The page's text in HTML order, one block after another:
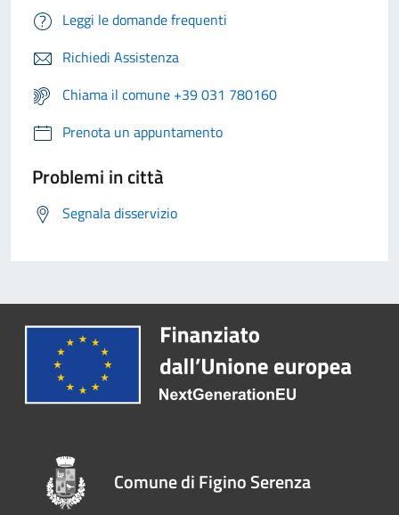
Leggi le domande frequenti
Richiedi Assistenza
Chiama il comune +39 031 780160
Prenota un appuntamento
Problemi in città
Segnala disservizio
Comune di Figino Serenza